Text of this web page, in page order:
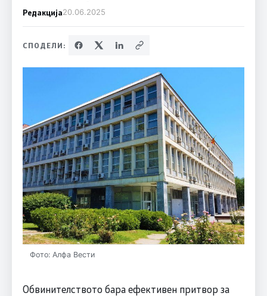
Редакција20.06.2025
СПОДЕЛИ:
Фото: Алфа Вести
Обвинителството бара ефективен притвор за